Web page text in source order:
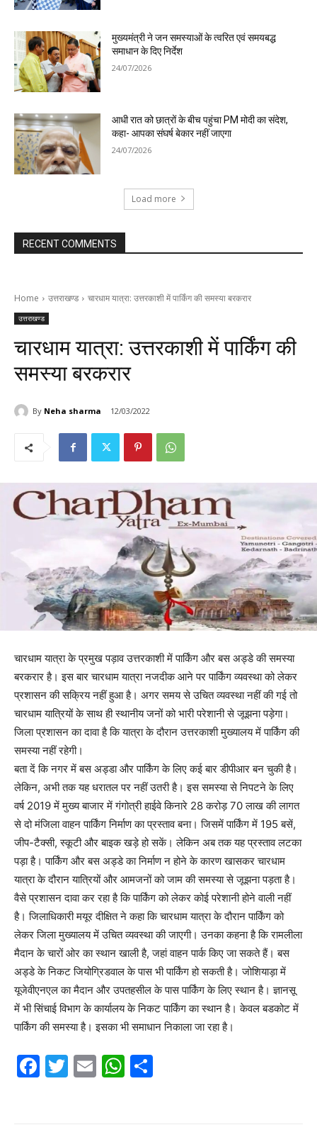
मुख्यमंत्री ने जन समस्याओं के त्वरित एवं समयबद्ध
समाधान के दिए निर्देश
24/07/2026
आधी रात को छात्रों के बीच पहुंचा PM मोदी का संदेश,
कहा- आपका संघर्ष बेकार नहीं जाएगा
24/07/2026
Load more
RECENT COMMENTS